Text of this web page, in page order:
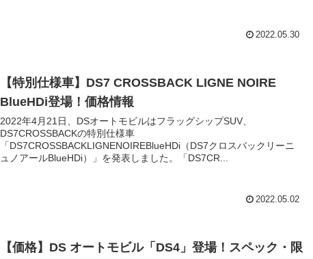
2022.05.30
【特別仕様車】DS7 CROSSBACK LIGNE NOIRE
BlueHDi登場！価格情報
2022年4月21日、DSオートモビルはフラッグシップSUV、
DS7CROSSBACKの特別仕様車
「DS7CROSSBACKLIGNENOIREBlueHDi（DS7クロスバックリーニ
ュノアールBlueHDi）」を発表しました。「DS7CR...
2022.05.02
【価格】DS オートモビル「DS4」登場！スペック・限